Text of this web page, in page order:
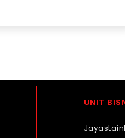
UNIT